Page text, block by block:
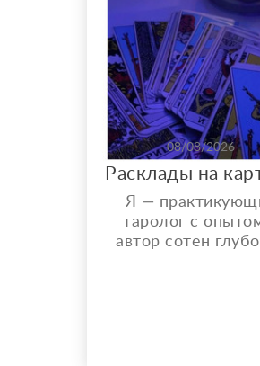
08/08/2026
Я —
таролог с
автор сотен